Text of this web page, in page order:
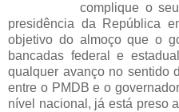
complique o
presidência da República
objetivo do almoço que o
bancadas federal e
qualquer avanço no sentido
entre o PMDB e o
nível nacional, já está preso